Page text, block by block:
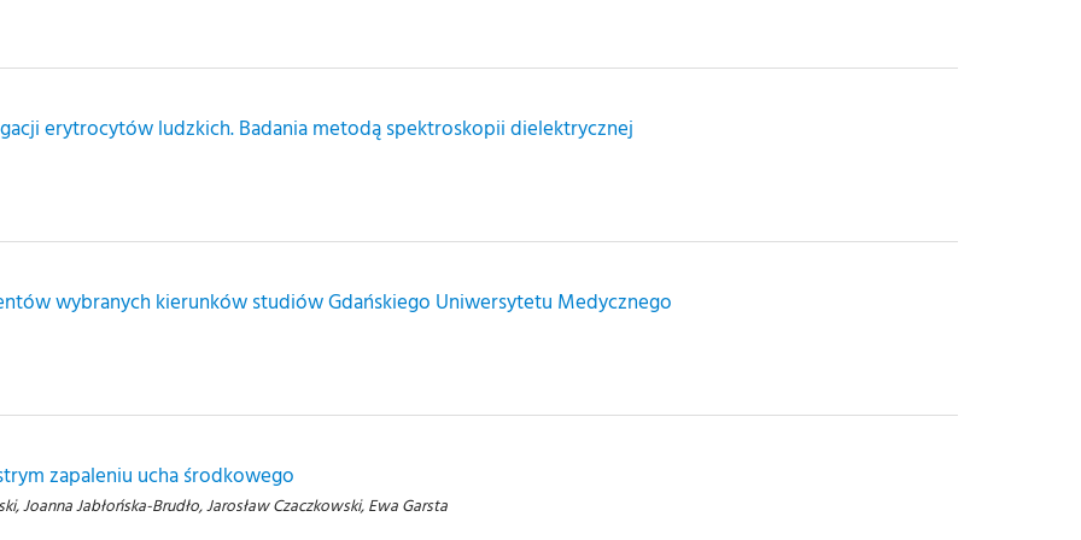
erytrocytów ludzkich. Badania metodą spektroskopii dielektrycznej
wybranych kierunków studiów Gdańskiego Uniwersytetu Medycznego
zapaleniu ucha środkowego
Joanna Jabłońska-Brudło, Jarosław Czaczkowski, Ewa Garsta